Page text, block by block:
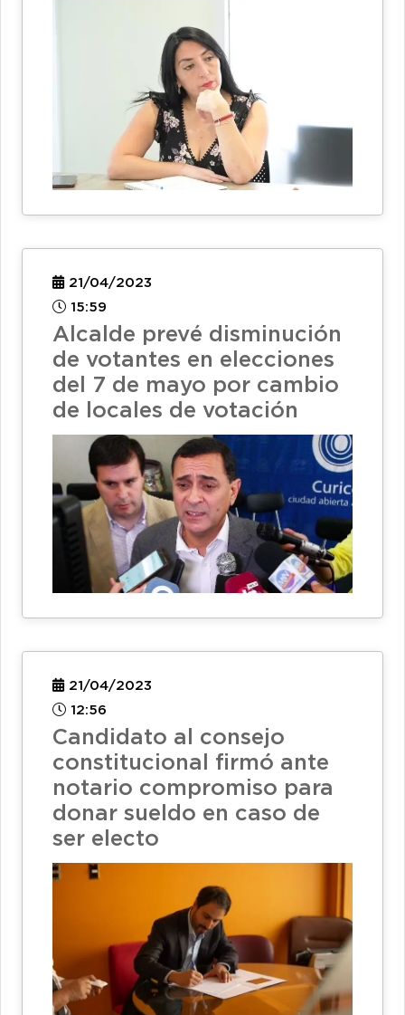
21/04/2023
15:59
Alcalde prevé disminución
de votantes en elecciones
del 7 de mayo por cambio
de locales de votación
21/04/2023
12:56
Candidato al consejo
constitucional firmó ante
notario compromiso para
donar sueldo en caso de
ser electo